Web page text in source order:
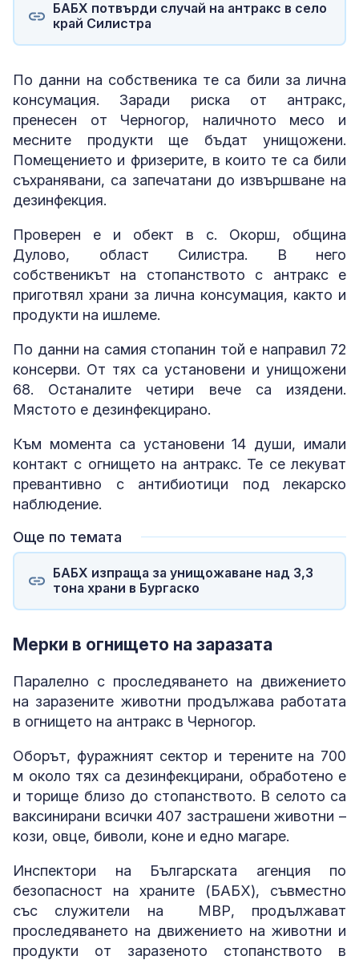
БАБХ потвърди случай на антракс в село
край Силистра
По данни на собственика те са били за лична
консумация. Заради риска от антракс,
пренесен от Черногор, наличното месо и
месните продукти ще бъдат унищожени.
Помещението и фризерите, в които те са били
съхранявани, са запечатани до извършване на
дезинфекция.
Проверен е и обект в с. Окорш, община
Дулово, област Силистра. В него
собственикът на стопанството с антракс е
приготвял храни за лична консумация, както и
продукти на ишлеме.
По данни на самия стопанин той е направил 72
консерви. От тях са установени и унищожени
68. Останалите четири вече са изядени.
Мястото е дезинфекцирано.
Към момента са установени 14 души, имали
контакт с огнището на антракс. Те се лекуват
превантивно с антибиотици под лекарско
наблюдение.
Още по темата
БАБХ изпраща за унищожаване над 3,3
тона храни в Бургаско
Мерки в огнището на заразата
Паралелно с проследяването на движението
на заразените животни продължава работата
в огнището на антракс в Черногор.
Оборът, фуражният сектор и терените на 700
м около тях са дезинфекцирани, обработено е
и торище близо до стопанството. В селото са
ваксинирани всички 407 застрашени животни –
кози, овце, биволи, коне и едно магаре.
Инспектори на Българската агенция по
безопасност на храните (БАБХ), съвместно
със служители на МВР, продължават
проследяването на движението на животни и
продукти от заразеното стопанството в